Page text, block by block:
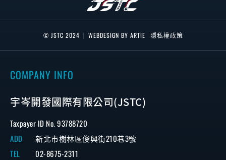
© JSTC 2024 | WEBDESIGN BY ARTIE 隱私權政策
COMPANY INFO
宇岑開發國際有限公司(JSTC)
Taxpayer ID No. 93788720
ADD
新北市樹林區俊興街210巷3號
TEL
02-8675-2311